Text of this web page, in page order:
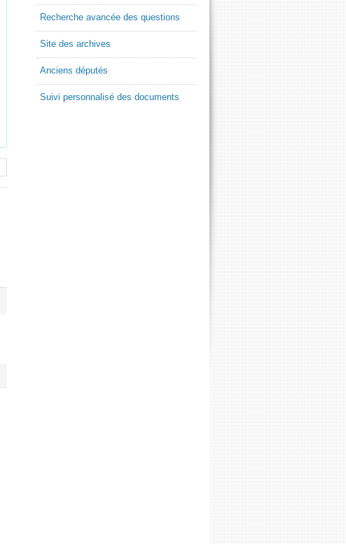
Recherche avancée des questions
Site des archives
Anciens députés
Suivi personnalisé des documents